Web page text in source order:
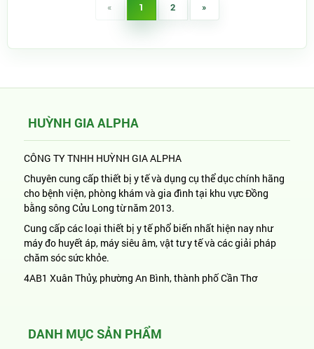
« 1 2 »
HUỲNH GIA ALPHA
CÔNG TY TNHH HUỲNH GIA ALPHA
Chuyên cung cấp thiết bị y tế và dụng cụ thể dục chính hãng
cho bệnh viện, phòng khám và gia đình tại khu vực Đồng
bằng sông Cửu Long từ năm 2013.
Cung cấp các loại thiết bị y tế phổ biến nhất hiện nay như
máy đo huyết áp, máy siêu âm, vật tư y tế và các giải pháp
chăm sóc sức khỏe.
4AB1 Xuân Thủy, phường An Bình, thành phố Cần Thơ
DANH MỤC SẢN PHẨM